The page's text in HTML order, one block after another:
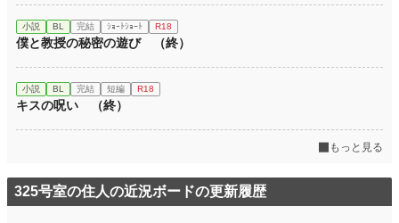
小説 BL 完結 ｼｮｰﾄｼｮｰﾄ R18
僕と教授の秘密の遊び （終）
小説 BL 完結 短編 R18
キスの呪い （終）
もっと見る
325号室の住人の近況ボードの更新履歴